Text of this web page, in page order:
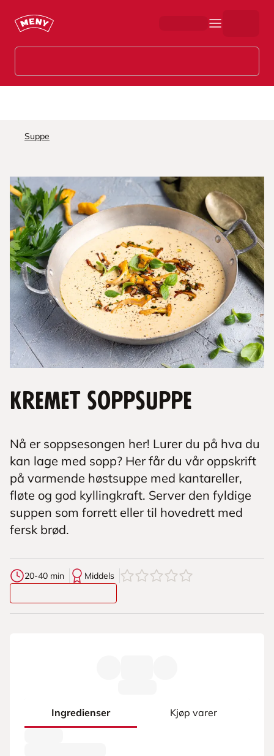
Suppe
Kremet soppsuppe
Nå er soppsesongen her! Lurer du på hva du
kan lage med sopp? Her får du vår oppskrift
på varmende høstsuppe med kantareller,
fløte og god kyllingkraft. Server den fyldige
suppen som forrett eller til hovedrett med
fersk brød.
20-40 min Middels 0av5stjerner
Ingredienser Kjøp varer